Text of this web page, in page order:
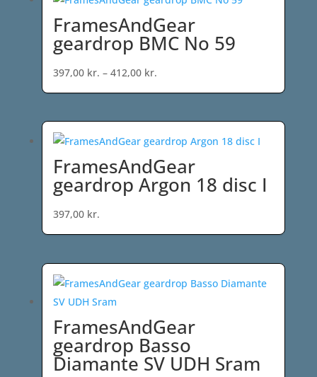
FramesAndGear
geardrop BMC No 59
397,00 kr. – 412,00 kr.
397,00 kr.
FramesAndGear
geardrop Argon 18 disc I
397,00 kr.
FramesAndGear
geardrop Basso
Diamante SV UDH Sram